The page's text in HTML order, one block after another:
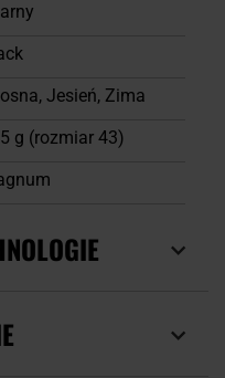
Jesień, Zima
g (rozmiar 43)